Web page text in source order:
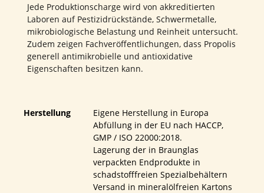
Jede Produktionscharge wird von akkreditierten
Laboren auf Pestizidrückstände, Schwermetalle,
mikrobiologische Belastung und Reinheit untersucht.
Zudem zeigen Fachveröffentlichungen, dass Propolis
generell antimikrobielle und antioxidative
Eigenschaften besitzen kann.
Herstellung
Eigene Herstellung in Europa
Abfüllung in der EU nach HACCP,
GMP / ISO 22000:2018.
Lagerung der in Braunglas
verpackten Endprodukte in
schadstofffreien Spezialbehältern
Versand in mineralölfreien Kartons